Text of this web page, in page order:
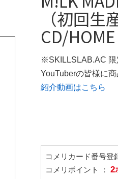
（初回
CD/
※SKILLSLAB.AC 限
YouTuberの皆様に
紹介動画はこちら
コメリカード番号登
コメリポイント ： 2